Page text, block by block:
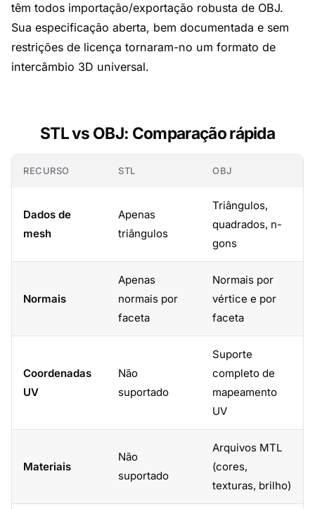
têm todos importação/exportação robusta de OBJ.
Sua especificação aberta, bem documentada e sem
restrições de licença tornaram-no um formato de
intercâmbio 3D universal.
STL vs OBJ: Comparação rápida
RECURSO STL OBJ
Dados de
mesh
Apenas
triângulos
Triângulos,
quadrados, n-
gons
Normais
Apenas
normais por
faceta
Normais por
vértice e por
faceta
Coordenadas
UV
Não
suportado
Suporte
completo de
mapeamento
UV
Materiais
Não
suportado
Arquivos MTL
(cores,
texturas, brilho)